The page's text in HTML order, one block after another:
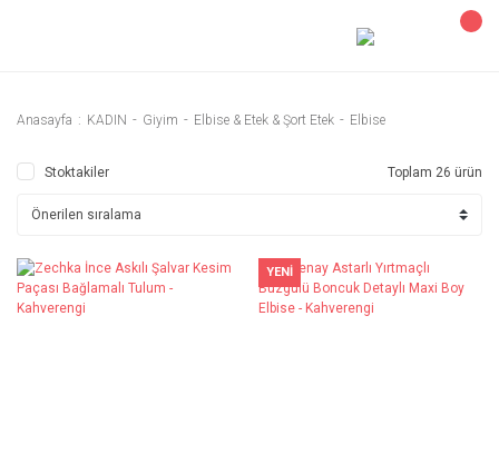
Anasayfa KADIN Giyim Elbise & Etek & Şort Etek Elbise
Stoktakiler Toplam 26 ürün
YENİ